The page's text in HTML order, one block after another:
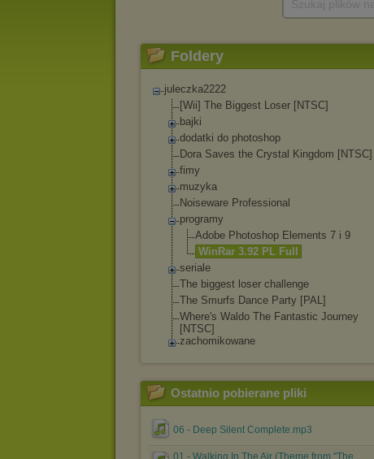
Foldery
juleczka2222
[Wii] The Biggest Loser [NTSC]
bajki
dodatki do photoshop
Dora Saves the Crystal Kingdom [NTSC]
fimy
muzyka
Noiseware Professional
programy
Adobe Photoshop Elements 7 i 9
WinRar 3.92 PL Full
seriale
The biggest loser challenge
The Smurfs Dance Party [PAL]
Where's Waldo The Fantastic Journey
[NTSC]
zachomikowane
Ostatnio pobierane pliki
06 - Deep Silent Complete.mp3
01 - Walking In The Air (Theme from ''The